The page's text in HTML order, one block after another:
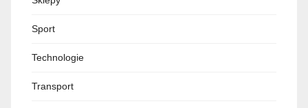
Sport
Technologie
Transport